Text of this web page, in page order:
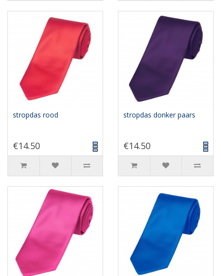
stropdas rood
€14.50
stropdas donker paars
€14.50